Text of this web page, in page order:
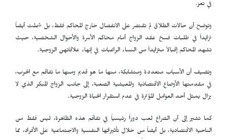
في تعز.
وتوضح أن حالات الطلاق لم تقتصر على الانفصال خارج المحاكم فقط، بل شملت أيضاً
تزايداً في طلبات فسخ عقد الزواج أمام محاكم الأسرة والأحوال الشخصية، حيث
تشهد المحاكم إقبالاً متزايداً من النساء الراغبات في إنهاء علاقاتهن الزوجية.
وتضيف أن الأسباب متعددة ومتشابكة، منها ما هو قديم ومنها ما تفاقم مع الحرب،
في مقدمتها الأوضاع الاقتصادية والمعيشية الصعبة، إلى جانب الزواج المبكر الذي لا
يزال يمثل أحد العوامل المؤثرة في عدم استقرار الحياة الزوجية.
كما تشير إلى أن الصراع لعب دوراً رئيسياً في تفاقم هذه الظاهرة، ليس فقط من
الناحية الاقتصادية، بل أيضاً من خلال تأثيراتها النفسية والاجتماعية على الأفراد، مما